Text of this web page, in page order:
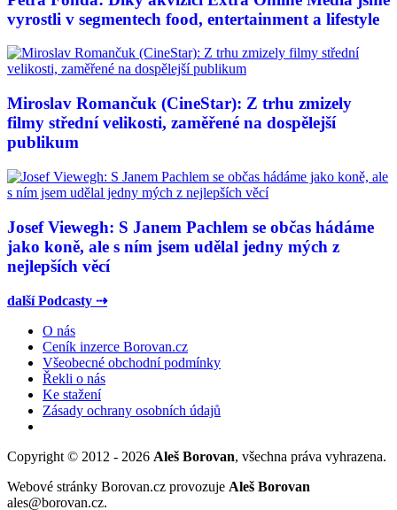
vyrostli v segmentech food, entertainment a lifestyle
Miroslav Romančuk (CineStar): Z trhu zmizely
filmy střední velikosti, zaměřené na dospělejší
publikum
Josef Viewegh: S Janem Pachlem se občas hádáme
jako koně, ale s ním jsem udělal jedny mých z
nejlepších věcí
další Podcasty ⇢
O nás
Ceník inzerce Borovan.cz
Všeobecné obchodní podmínky
Řekli o nás
Ke stažení
Zásady ochrany osobních údajů
Copyright © 2012 - 2026 Aleš Borovan, všechna práva vyhrazena.
Webové stránky Borovan.cz provozuje Aleš Borovan
ales@borovan.cz.